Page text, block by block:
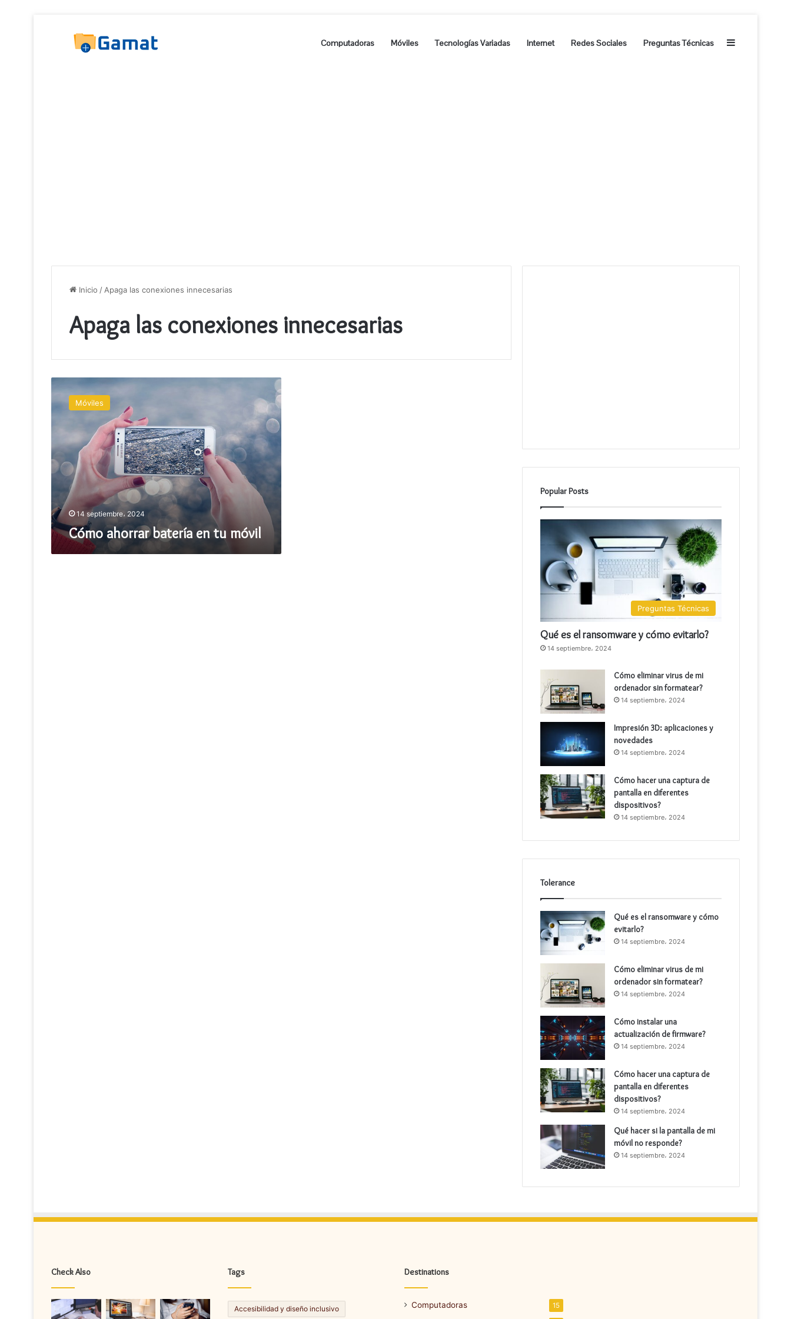
Computadoras Móviles Tecnologías Variadas Internet Redes Sociales Preguntas Técnicas Barra lateral
Inicio / Apaga las conexiones innecesarias
Apaga las conexiones innecesarias
Cómo
ahorrar
batería
móvil
Móviles
14 septiembre، 2024
Cómo ahorrar batería en tu móvil
Popular Posts
Preguntas Técnicas
Qué es el ransomware y cómo evitarlo?
14 septiembre، 2024
Cómo eliminar virus de mi
ordenador sin formatear?
14 septiembre، 2024
Impresión 3D: aplicaciones y
novedades
14 septiembre، 2024
Cómo hacer una captura de
pantalla en diferentes
dispositivos?
14 septiembre، 2024
Tolerance
Qué es el ransomware y cómo
evitarlo?
14 septiembre، 2024
Cómo eliminar virus de mi
ordenador sin formatear?
14 septiembre، 2024
Cómo instalar una
actualización de firmware?
14 septiembre، 2024
Cómo hacer una captura de
pantalla en diferentes
dispositivos?
14 septiembre، 2024
Qué hacer si la pantalla de mi
móvil no responde?
14 septiembre، 2024
Check Also Tags
Accesibilidad y diseño inclusivo
Destinations
Computadoras 15